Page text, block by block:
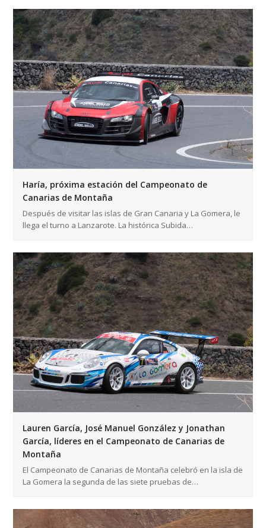
Haría, próxima estación del Campeonato de
Canarias de Montaña
Después de visitar las islas de Gran Canaria y La Gomera, le
llega el turno a Lanzarote. La histórica Subida…
Lauren García, José Manuel González y Jonathan
García, líderes en el Campeonato de Canarias de
Montaña
El Campeonato de Canarias de Montaña celebró en la isla de
La Gomera la segunda de las siete pruebas de…